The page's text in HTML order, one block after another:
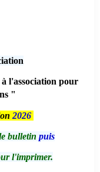
l'association pour
"
2026
bulletin puis
l'imprimer.